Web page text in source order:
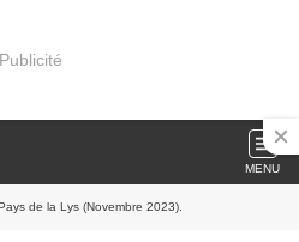
Publicité
MENU
de la Lys (Novembre 2023).